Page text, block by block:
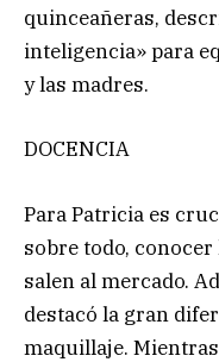
quinceañeras,
inteligencia» para
y las madres.
DOCENCIA
Para Patricia es
sobre todo,
salen al mercado.
destacó la gran
maquillaje.